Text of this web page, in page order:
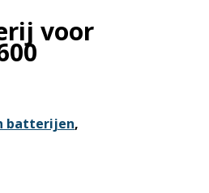
voor
batterijen,